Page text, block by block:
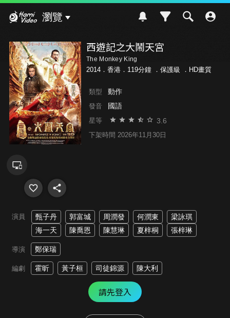
瀏覽
西遊記之大鬧天宮
The Monkey King
2014．香港．119分鐘 ． 保護級 ．HD畫質
類型 動作
發音 國語
星等 3.6
下架時間 2026年11月30日
演員 甄子丹 郭富城 周潤發 何潤東
梁詠琪
海一天
陳喬恩 陳慧琳 夏梓桐 張梓琳
導演 鄭保瑞
編劇 霍昕 黃子桓 司徒錦源 陳大利
請先登入